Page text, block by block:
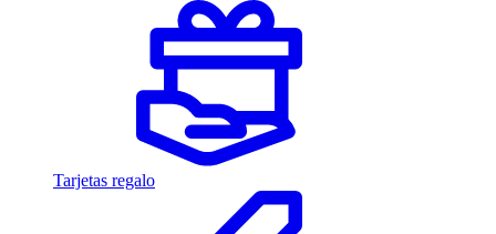
Tarjetas regalo